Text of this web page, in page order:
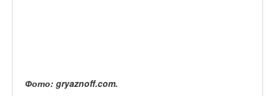
Фото: gryaznoff.com.